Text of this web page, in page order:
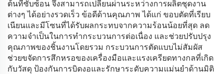
ต้นที่ซับซ้อน จึงสามารถเปลี่ยนผ่านระหว่างการผลิตชุดงาน
ต่างๆ ได้อย่างรวดเร็ว ข้อดีด้านคุณภาพ ได้แก่ ขอบตัดที่เรียบ
เนียนและมีโซนที่ได้รับผลกระทบจากความร้อนน้อยที่สุด ลด
ความจำเป็นในการทำกระบวนการต่อเนื่อง และช่วยปรับปรุง
คุณภาพของชิ้นงานโดยรวม กระบวนการตัดแบบไม่สัมผัส
ช่วยขจัดการสึกหรอของเครื่องมือและแรงเครียดทางกลที่เกิด
กับวัสดุ ป้องกันการบิดงอและรักษาระดับความแม่นยำด้านมิติ